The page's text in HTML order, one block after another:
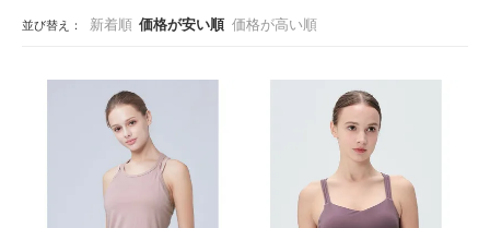
並び替え 新着順 価格が安い順 価格が高い順